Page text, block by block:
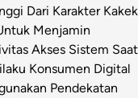
Dari Karakter Kakek
Menjamin
Akses Sistem Saat
Konsumen Digital
Pendekatan